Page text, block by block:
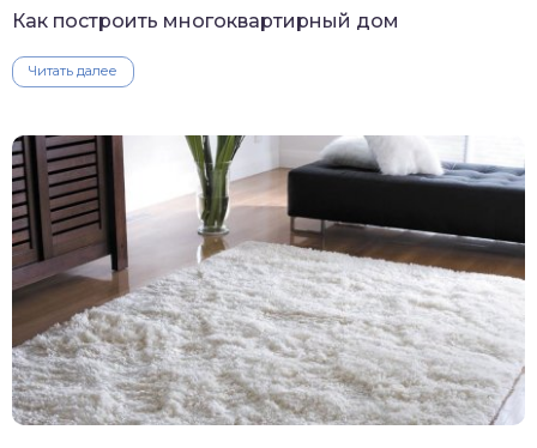
Как построить многоквартирный дом
Читать далее